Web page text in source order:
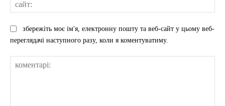
збережіть моє ім'я, електронну пошту та веб-сайт у цьому веб-
переглядачі наступного разу, коли я коментуватиму.